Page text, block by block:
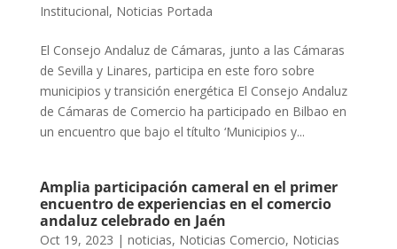
Institucional, Noticias Portada
El Consejo Andaluz de Cámaras, junto a las Cámaras
de Sevilla y Linares, participa en este foro sobre
municipios y transición energética El Consejo Andaluz
de Cámaras de Comercio ha participado en Bilbao en
un encuentro que bajo el títulto ‘Municipios y...
Amplia participación cameral en el primer
encuentro de experiencias en el comercio
andaluz celebrado en Jaén
Oct 19, 2023 | noticias, Noticias Comercio, Noticias